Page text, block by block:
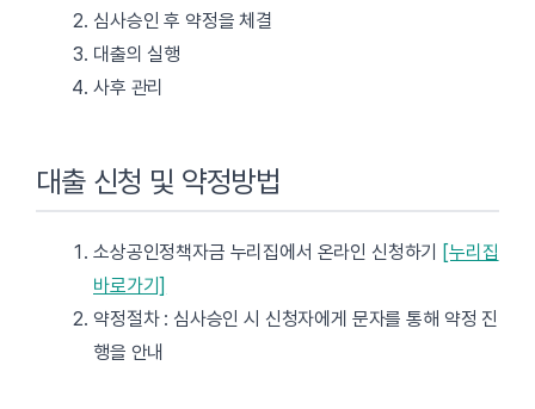
심사승인 후 약정을 체결
대출의 실행
사후 관리
대출 신청 및 약정방법
소상공인정책자금 누리집에서 온라인 신청하기
[누리집
바로가기]
약정절차 : 심사승인 시 신청자에게 문자를 통해 약정 진
행을 안내